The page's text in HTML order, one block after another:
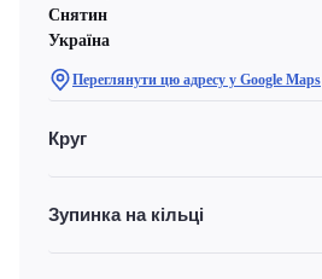
Снятин
Україна
Переглянути цю адресу у Google Maps
Круг
Зупинка на кільці